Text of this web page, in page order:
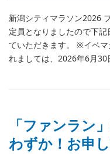
新潟シティマラソン2026
定員となりましたので下
ていただきます。 ※イベ
れましては、2026年6月
「ファンラン
わずか！お申